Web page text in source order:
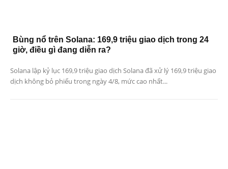
Bùng nổ trên Solana: 169,9 triệu giao dịch trong 24
giờ, điều gì đang diễn ra?
Solana lập kỷ lục 169,9 triệu giao dịch Solana đã xử lý 169,9 triệu giao
dịch không bỏ phiếu trong ngày 4/8, mức cao nhất...